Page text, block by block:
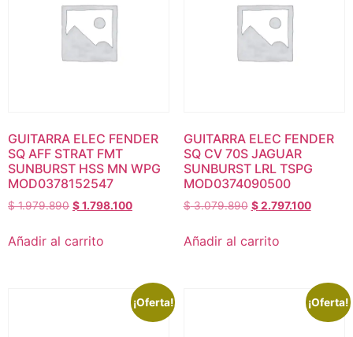
GUITARRA ELEC FENDER
SQ AFF STRAT FMT
SUNBURST HSS MN WPG
MOD0378152547
$1.979.890 $1.798.100
Añadir al carrito
GUITARRA ELEC FENDER
SQ CV 70S JAGUAR
SUNBURST LRL TSPG
MOD0374090500
$3.079.890 $2.797.100
Añadir al carrito
¡Oferta! ¡Oferta!